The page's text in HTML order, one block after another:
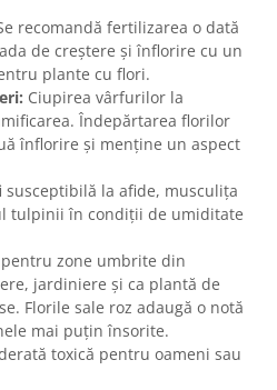
recomandă fertilizarea o dată
de creștere și înflorire cu un
plante cu flori.
Ciupirea vârfurilor la
Îndepărtarea florilor
înflorire și menține un aspect
susceptibilă la afide, musculița
tulpinii în condiții de umiditate
zone umbrite din
jardiniere și ca plantă de
Florile sale roz adaugă o notă
mai puțin însorite.
toxică pentru oameni sau